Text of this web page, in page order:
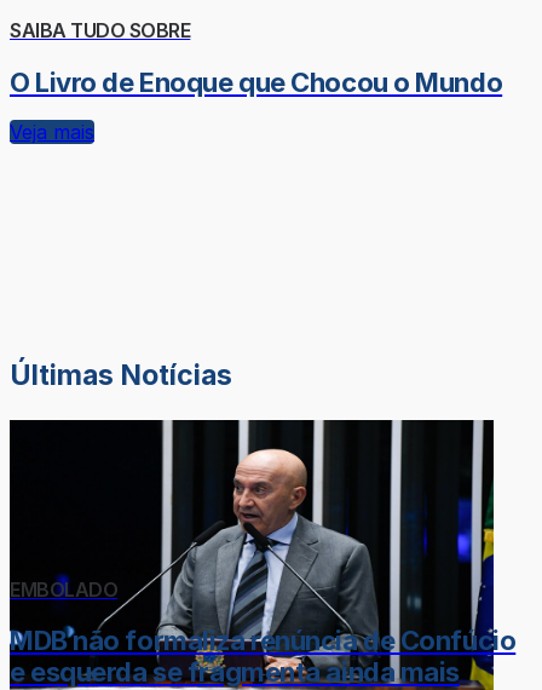
SAIBA TUDO SOBRE
O Livro de Enoque que Chocou o Mundo
Veja mais
Últimas Notícias
EMBOLADO
MDB não formaliza renúncia de Confúcio
e esquerda se fragmenta ainda mais